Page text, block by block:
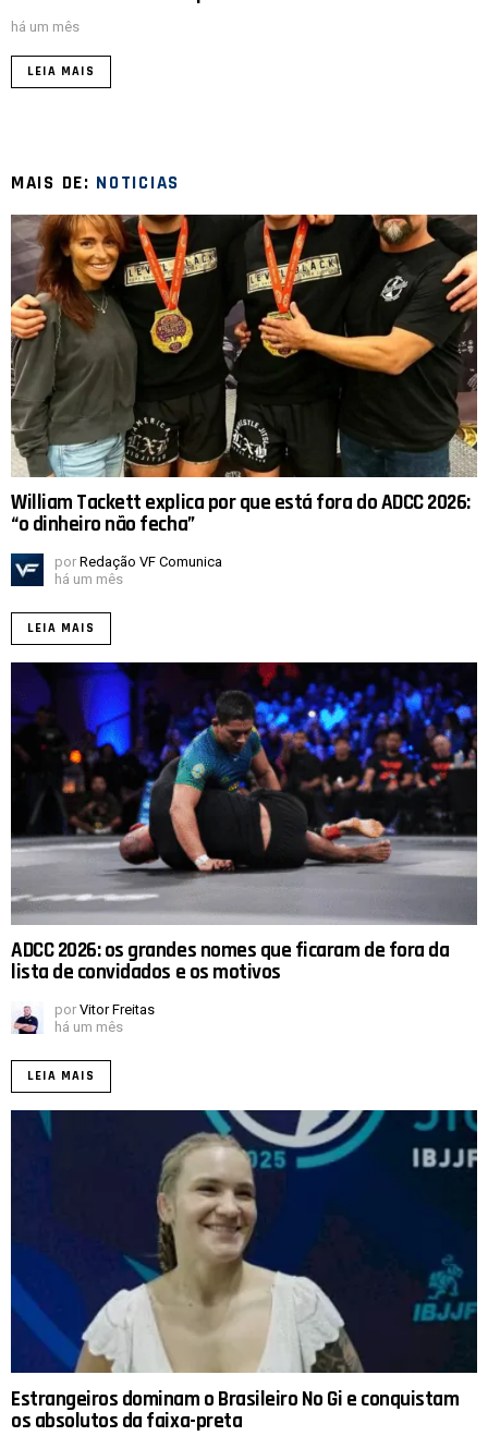
há um mês
LEIA MAIS
MAIS DE: NOTICIAS
William Tackett explica por que está fora do ADCC 2026:
“o dinheiro não fecha”
por Redação VF Comunica
há um mês
LEIA MAIS
ADCC 2026: os grandes nomes que ficaram de fora da
lista de convidados e os motivos
por Vitor Freitas
há um mês
LEIA MAIS
Estrangeiros dominam o Brasileiro No Gi e conquistam
os absolutos da faixa-preta